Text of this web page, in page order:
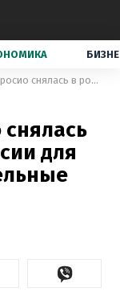
Алессандра Амбросио снялась в роскошной фотосессии для Vogue Mexico: удивительные кадры
для